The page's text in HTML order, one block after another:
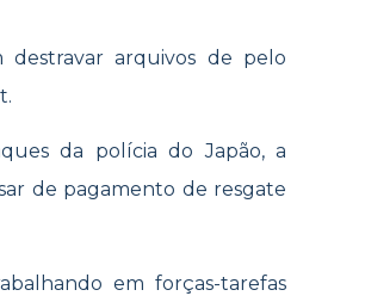
destravar arquivos de pelo
da polícia do Japão, a
de pagamento de resgate
em forças-tarefas